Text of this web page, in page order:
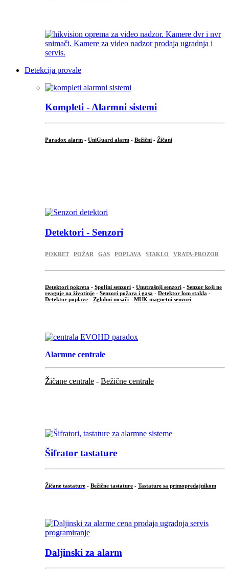
Detekcija provale
Kompleti - Alarmni sistemi
Paradox alarm - UniGuard alarm - Bežični - Žičani
Detektori - Senzori
POKRET POŽAR GAS POPLAVA STAKLO VRATA-PROZOR
Detektori pokreta - Spoljni senzori - Unutrašnji senzori - Senzor koji ne
reaguje na životinje - Senzori požara i gasa - Detektor lom stakla -
Detektor poplave - Zglobni nosači - MUK magnetni senzori
Alarmne centrale
Žičane centrale - Bežične centrale
Šifrator tastature
Žičane tastature - Bežične tastature - Tastature sa primopredajnikom
Daljinski za alarm